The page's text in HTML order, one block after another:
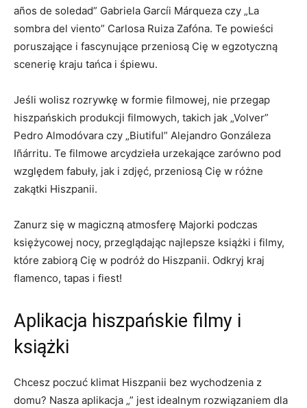
años de soledad” Gabriela Garcíi Márqueza czy „La
sombra‍ del viento” Carlosa Ruiza Zafóna. Te ‍powieści
poruszające i fascynujące przeniosą Cię ⁤w egzotyczną⁤
scenerię kraju tańca i śpiewu.
Jeśli wolisz rozrywkę w ⁤formie filmowej, nie przegap
⁣hiszpańskich produkcji filmowych, takich ‍jak⁣ „Volver”
Pedro Almodóvara ‍czy „Biutiful” Alejandro Gonzáleza
Iñárritu. Te​ filmowe arcydzieła urzekające zarówno pod
‍względem fabuły, jak‌ i zdjęć, przeniosą Cię w​ różne
zakątki Hiszpanii.
Zanurz się w magiczną atmosferę Majorki podczas
księżycowej nocy, przeglądając najlepsze‍ książki​ i ⁣filmy,
‍które zabiorą Cię​ w podróż do Hiszpanii. Odkryj kraj
flamenco, tapas i ‌fiest!
Aplikacja ‍hiszpańskie filmy i
książki
Chcesz poczuć ‌klimat Hiszpanii​ bez wychodzenia z
domu? Nasza aplikacja „” jest idealnym rozwiązaniem ⁣dla